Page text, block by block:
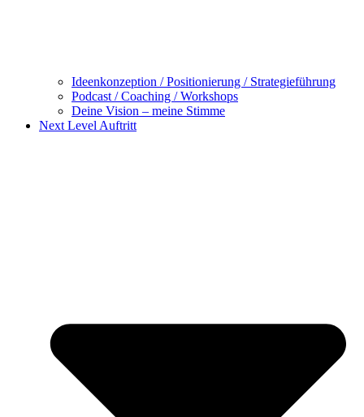
Ideenkonzeption / Positionierung / Strategieführung
Podcast / Coaching / Workshops
Deine Vision – meine Stimme
Next Level Auftritt